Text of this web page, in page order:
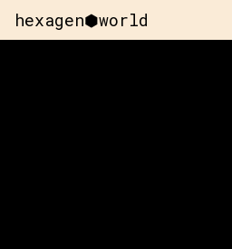
hexagen⬢world